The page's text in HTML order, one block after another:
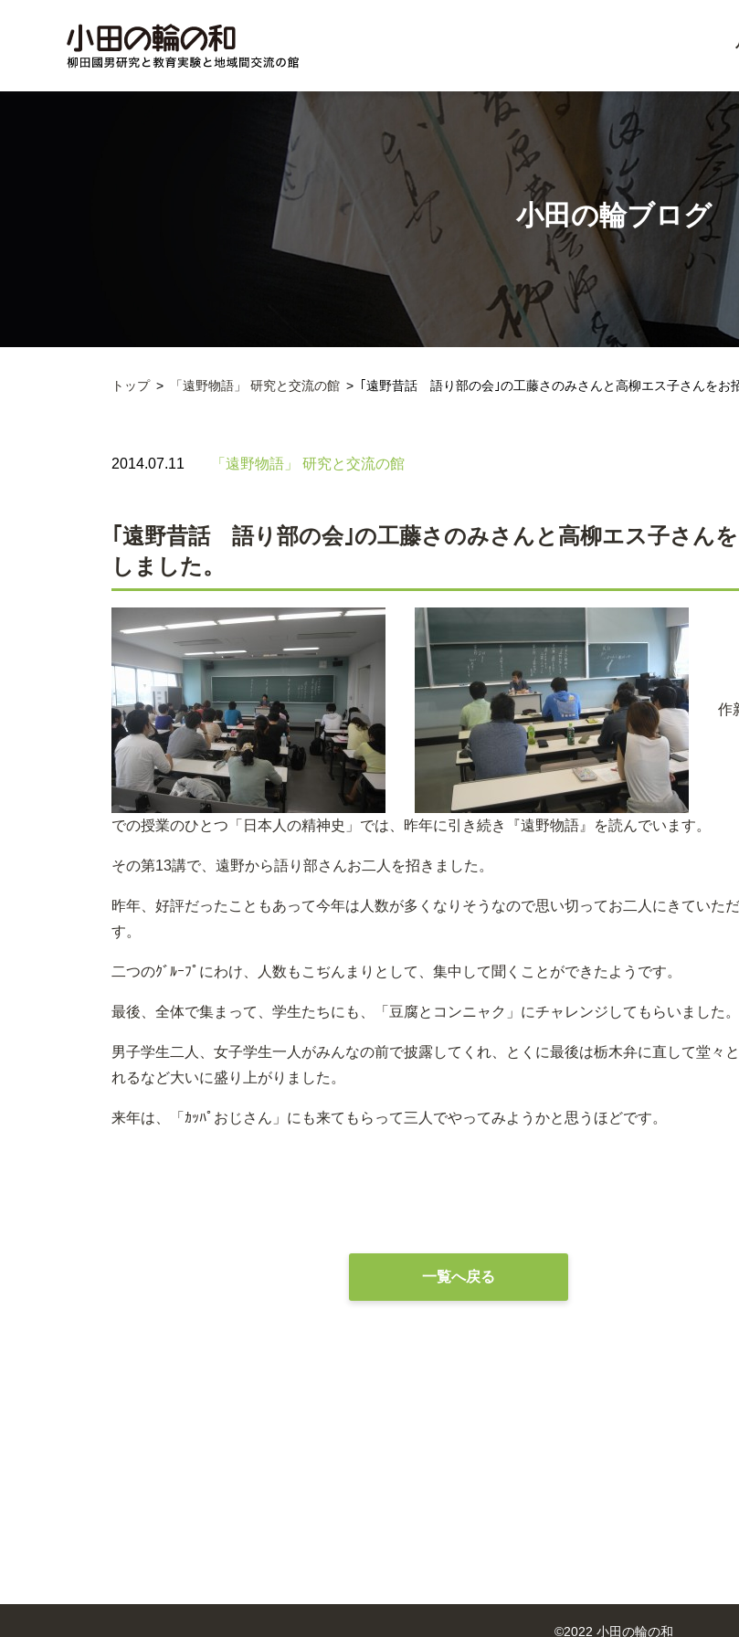
小田の輪ブログ
トップ 「遠野物語」 研究と交流の館 ｢遠野昔話 語り部の会｣の工藤さのみさんと高柳エス子さんをお
2014.07.11 「遠野物語」 研究と交流の館
｢遠野昔話 語り部の会｣の工藤さのみさんと高柳エス子さん
しました。
作
での授業のひとつ「日本人の精神史」では、昨年に引き続き『遠野物語』を読んでいます。
その第13講で、遠野から語り部さんお二人を招きました。
昨年、好評だったこともあって今年は人数が多くなりそうなので思い切ってお二人にきていた
す。
二つのｸﾞﾙｰﾌﾟにわけ、人数もこぢんまりとして、集中して聞くことができたようです。
最後、全体で集まって、学生たちにも、「豆腐とコンニャク」にチャレンジしてもらいました。
男子学生二人、女子学生一人がみんなの前で披露してくれ、とくに最後は栃木弁に直して堂々と
れるなど大いに盛り上がりました。
来年は、「ｶｯﾊﾟおじさん」にも来てもらって三人でやってみようかと思うほどです。
一覧へ戻る
©2022 小田の輪の和